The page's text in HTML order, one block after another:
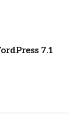
7.1